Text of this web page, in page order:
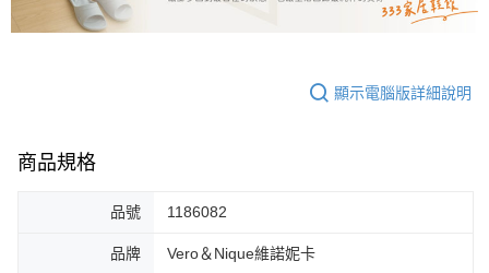
顯示電腦版詳細說明
商品規格
品號 1186082
品牌 Vero＆Nique維諾妮卡